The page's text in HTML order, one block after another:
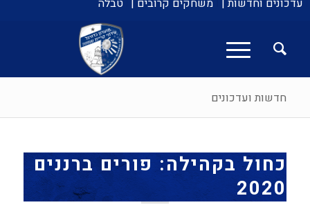
עדכונים וחדשות | משחקים קרובים | טבלה
חדשות ועדכונים
כחול בקהילה: פורים ברננים
2020